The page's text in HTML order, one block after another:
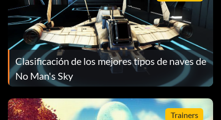
Clasificación de los mejores tipos de naves de
No Man's Sky
Trainers